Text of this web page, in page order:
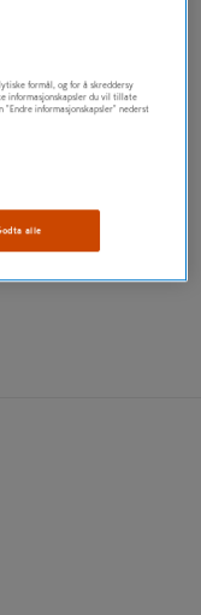
formål, og for å skreddersy
informasjonskapsler du vil tillate
"Endre informasjonskapsler" nederst
alle